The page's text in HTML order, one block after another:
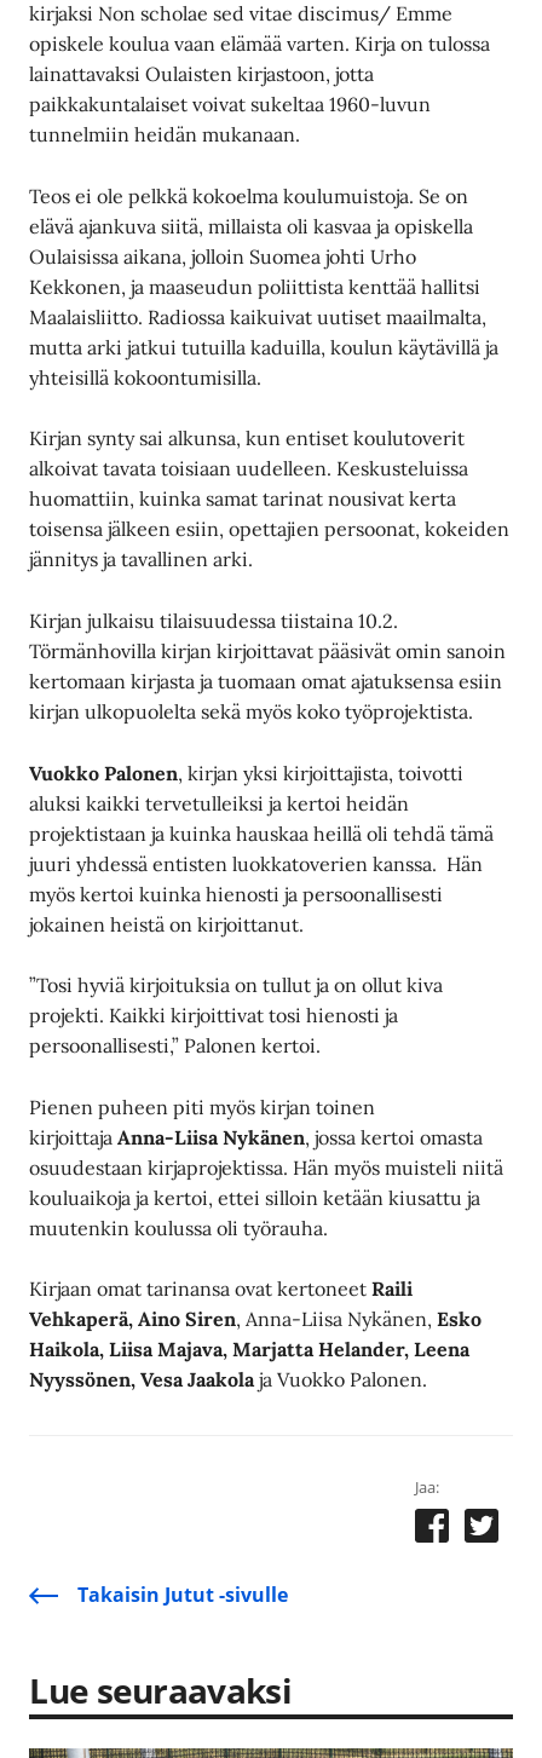
kirjaksi Non scholae sed vitae discimus/ Emme
opiskele koulua vaan elämää varten. Kirja on tulossa
lainattavaksi Oulaisten kirjastoon, jotta
paikkakuntalaiset voivat sukeltaa 1960-luvun
tunnelmiin heidän mukanaan.
Teos ei ole pelkkä kokoelma koulumuistoja. Se on
elävä ajankuva siitä, millaista oli kasvaa ja opiskella
Oulaisissa aikana, jolloin Suomea johti Urho
Kekkonen, ja maaseudun poliittista kenttää hallitsi
Maalaisliitto. Radiossa kaikuivat uutiset maailmalta,
mutta arki jatkui tutuilla kaduilla, koulun käytävillä ja
yhteisillä kokoontumisilla.
Kirjan synty sai alkunsa, kun entiset koulutoverit
alkoivat tavata toisiaan uudelleen. Keskusteluissa
huomattiin, kuinka samat tarinat nousivat kerta
toisensa jälkeen esiin, opettajien persoonat, kokeiden
jännitys ja tavallinen arki.
Kirjan julkaisu tilaisuudessa tiistaina 10.2.
Törmänhovilla kirjan kirjoittavat pääsivät omin sanoin
kertomaan kirjasta ja tuomaan omat ajatuksensa esiin
kirjan ulkopuolelta sekä myös koko työprojektista.
Vuokko Palonen, kirjan yksi kirjoittajista, toivotti
aluksi kaikki tervetulleiksi ja kertoi heidän
projektistaan ja kuinka hauskaa heillä oli tehdä tämä
juuri yhdessä entisten luokkatoverien kanssa. Hän
myös kertoi kuinka hienosti ja persoonallisesti
jokainen heistä on kirjoittanut.
”Tosi hyviä kirjoituksia on tullut ja on ollut kiva
projekti. Kaikki kirjoittivat tosi hienosti ja
persoonallisesti,” Palonen kertoi.
Pienen puheen piti myös kirjan toinen
kirjoittajaAnna-Liisa Nykänen, jossa kertoi omasta
osuudestaan kirjaprojektissa. Hän myös muisteli niitä
kouluaikoja ja kertoi, ettei silloin ketään kiusattu ja
muutenkin koulussa oli työrauha.
Kirjaan omat tarinansa ovat kertoneetRaili
Vehkaperä, Aino Siren, Anna-Liisa Nykänen,Esko
Haikola, Liisa Majava, Marjatta Helander, Leena
Nyyssönen, Vesa Jaakolaja Vuokko Palonen.
Jaa:
Takaisin Jutut -sivulle
Lue seuraavaksi